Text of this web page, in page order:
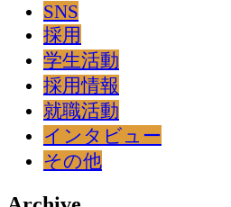
SNS
採用
学生活動
採用情報
就職活動
インタビュー
その他